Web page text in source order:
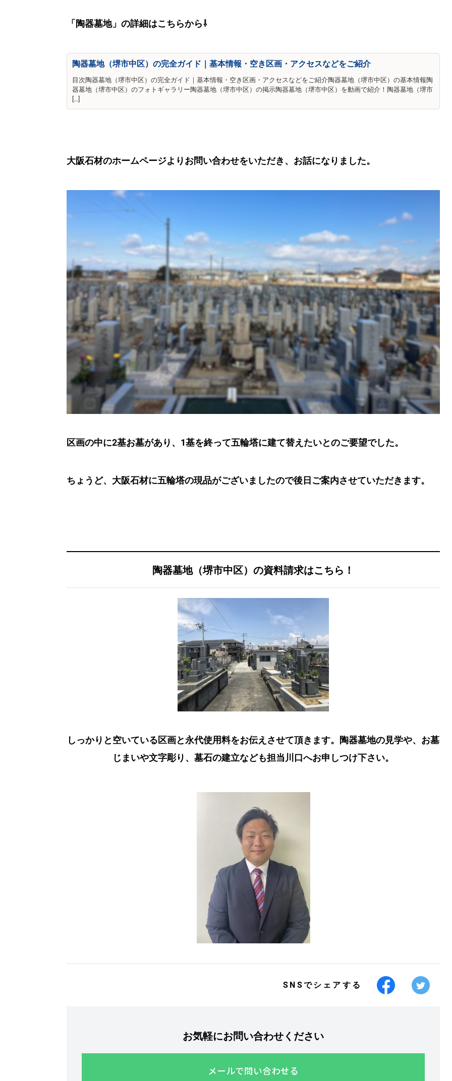
「陶器墓地」の詳細はこちらから⇩
陶器墓地（堺市中区）の完全ガイド｜基本情報・空き区画・アクセスなどをご紹介
目次陶器墓地（堺市中区）の完全ガイド｜基本情報・空き区画・アクセスなどをご紹介陶器墓地（堺市中区）の基本情報陶
器墓地（堺市中区）のフォトギャラリー陶器墓地（堺市中区）の掲示陶器墓地（堺市中区）を動画で紹介！陶器墓地（堺市
[…]
大阪石材のホームページよりお問い合わせをいただき、お話になりました。
区画の中に2基お墓があり、1基を終って五輪塔に建て替えたいとのご要望でした。
ちょうど、大阪石材に五輪塔の現品がございましたので後日ご案内させていただきます。
陶器墓地（堺市中区）の資料請求はこちら！
しっかりと空いている区画と永代使用料をお伝えさせて頂きます。陶器墓地の見学や、お墓
じまいや文字彫り、墓石の建立なども担当川口へお申しつけ下さい。
SNSでシェアする
お気軽にお問い合わせください
メールで問い合わせる